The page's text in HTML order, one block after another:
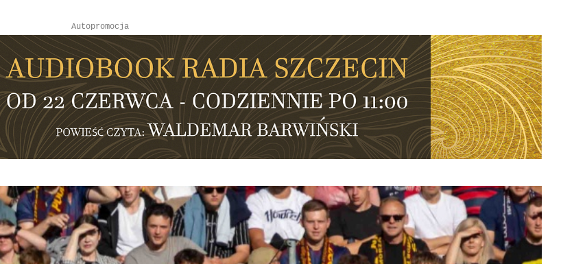
Autopromocja
Reklama